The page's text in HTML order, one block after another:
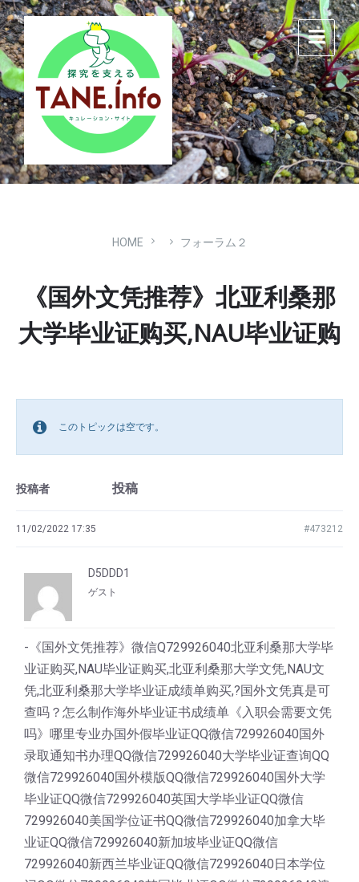
Skip
to
content
Skip
to
main
navigation
Skip
to
footer
HOME フォーラム２
《国外文凭推荐》北亚利桑那
大学毕业证购买,NAU毕业证购
このトピックは空です。
投稿者 投稿
11/02/2022 17:35 #473212
D5DDD1
ゲスト
-《国外文凭推荐》微信Q729926040北亚利桑那大学毕
业证购买,NAU毕业证购买,北亚利桑那大学文凭,NAU文
凭,北亚利桑那大学毕业证成绩单购买,?国外文凭真是可
查吗？怎么制作海外毕业证书成绩单《入职会需要文凭
吗》哪里专业办国外假毕业证QQ微信729926040国外
录取通知书办理QQ微信729926040大学毕业证查询QQ
微信729926040国外模版QQ微信729926040国外大学
毕业证QQ微信729926040英国大学毕业证QQ微信
729926040美国学位证书QQ微信729926040加拿大毕
业证QQ微信729926040新加坡毕业证QQ微信
729926040新西兰毕业证QQ微信729926040日本学位